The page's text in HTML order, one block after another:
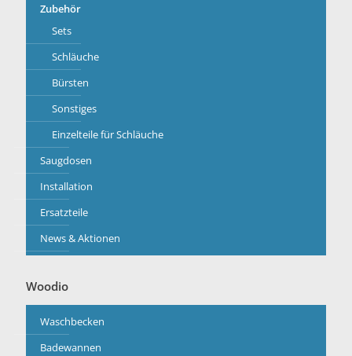
Zubehör
Sets
Schläuche
Bürsten
Sonstiges
Einzelteile für Schläuche
Saugdosen
Installation
Ersatzteile
News & Aktionen
Woodio
Waschbecken
Badewannen